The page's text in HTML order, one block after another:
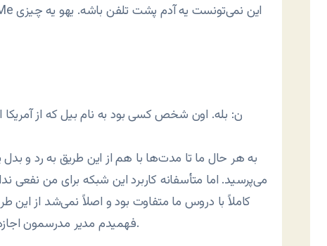
ن: بله. اون شخص کسی بود به نام بیل که از
به هر حال ما تا مدت‌ها با هم از این طریق به رد و
می‌پرسید. اما متأسفانه کاربرد این شبکه برای من
کاملاً با دروس ما متفاوت بود و اصلاً نمی‌شد از این
فهمیدم مدیر مدرسمون اجازه نمی‌ده که از خط تلفن سر جلسه امتحان استفاده کنم.